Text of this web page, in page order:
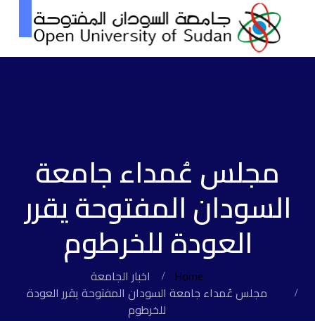
مجلس عُمداء جامعة
السودان المفتوحة يقرر
العودة للخرطوم
Home
اخبار الجامعة
مجلس عُمداء جامعة السودان المفتوحة يقرر العودة
للخرطوم